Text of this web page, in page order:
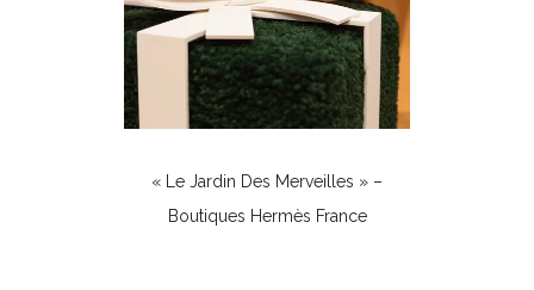
« Le Jardin Des Merveilles » –
Boutiques Hermès France